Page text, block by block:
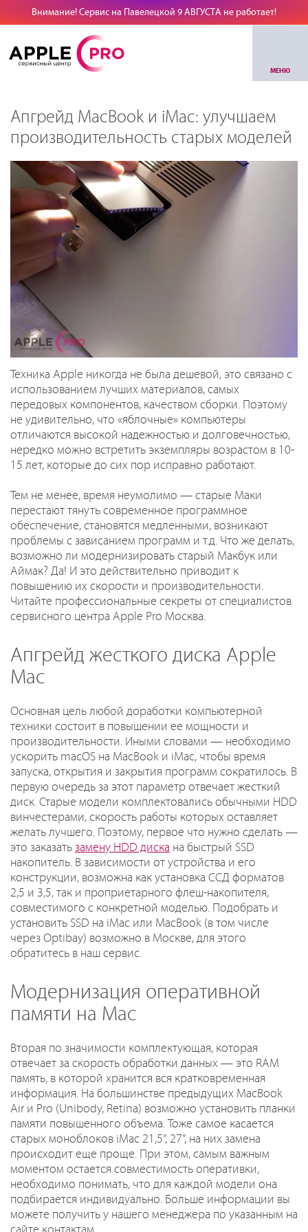
Внимание! Сервис на Павелецкой 9 АВГУСТА не работает!
МЕНЮ
Апгрейд MacBook и iMac: улучшаем
производительность старых моделей
Техника Apple никогда не была дешевой, это связано с
использованием лучших материалов, самых
передовых компонентов, качеством сборки. Поэтому
не удивительно, что «яблочные» компьютеры
отличаются высокой надежностью и долговечностью,
нередко можно встретить экземпляры возрастом в 10-
15 лет, которые до сих пор исправно работают.
Тем не менее, время неумолимо — старые Маки
перестают тянуть современное программное
обеспечение, становятся медленными, возникают
проблемы с зависанием программ и т.д. Что же делать,
возможно ли модернизировать старый Макбук или
Аймак? Да! И это действительно приводит к
повышению их скорости и производительности.
Читайте профессиональные секреты от специалистов
сервисного центра Apple Pro Москва.
Апгрейд жесткого диска Apple
Mac
Основная цель любой доработки компьютерной
техники состоит в повышении ее мощности и
производительности. Иными словами — необходимо
ускорить macOS на MacBook и iMac, чтобы время
запуска, открытия и закрытия программ сократилось. В
первую очередь за этот параметр отвечает жесткий
диск. Старые модели комплектовались обычными HDD
винчестерами, скорость работы которых оставляет
желать лучшего. Поэтому, первое что нужно сделать —
это заказать замену HDD диска на быстрый SSD
накопитель. В зависимости от устройства и его
конструкции, возможна как установка ССД форматов
2,5 и 3,5, так и проприетарного флеш-накопителя,
совместимого с конкретной моделью. Подобрать и
установить SSD на iMac или MacBook (в том числе
через Optibay) возможно в Москве, для этого
обратитесь в наш сервис.
Модернизация оперативной
памяти на Mac
Вторая по значимости комплектующая, которая
отвечает за скорость обработки данных — это RAM
память, в которой хранится вся кратковременная
информация. На большинстве предыдущих MacBook
Air и Pro (Unibody, Retina) возможно установить планки
памяти повышенного объема. Тоже самое касается
старых моноблоков iMac 21,5”, 27”, на них замена
происходит еще проще. При этом, самым важным
моментом остается совместимость оперативки,
необходимо понимать, что для каждой модели она
подбирается индивидуально. Больше информации вы
можете получить у нашего менеджера по указанным на